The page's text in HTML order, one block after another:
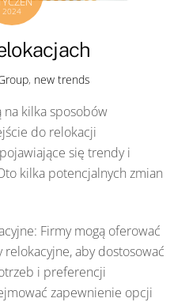
2024
, new trends
kilka sposobów
do relokacji
się trendy i
kilka potencjalnych zmian
Firmy mogą oferować
aby dostosować
i preferencji
zapewnienie opcji